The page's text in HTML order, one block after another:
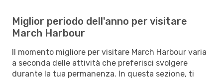
Miglior periodo dell'anno per visitare
March Harbour
Il momento migliore per visitare March Harbour varia
a seconda delle attività che preferisci svolgere
durante la tua permanenza. In questa sezione, ti